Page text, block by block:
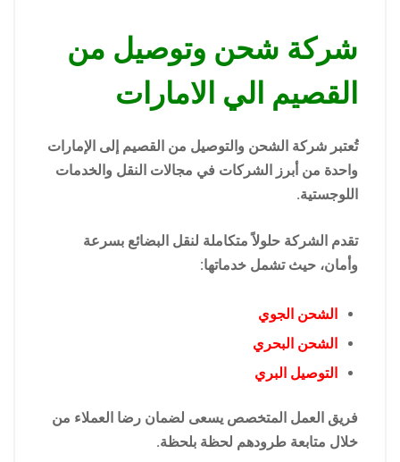
شركة شحن وتوصيل من
القصيم الي الامارات
تُعتبر شركة الشحن والتوصيل من القصيم إلى الإمارات
واحدة من أبرز الشركات في مجالات النقل والخدمات
اللوجستية.
تقدم الشركة حلولاً متكاملة لنقل البضائع بسرعة
وأمان، حيث تشمل خدماتها:
الشحن الجوي
الشحن البحري
التوصيل البري
فريق العمل المتخصص يسعى لضمان رضا العملاء من
خلال متابعة طرودهم لحظة بلحظة.